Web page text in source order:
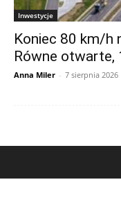
Inwestycje
Koniec 80 km/h
Równe otwarte,
Anna Miler - 7 sierpnia 2026